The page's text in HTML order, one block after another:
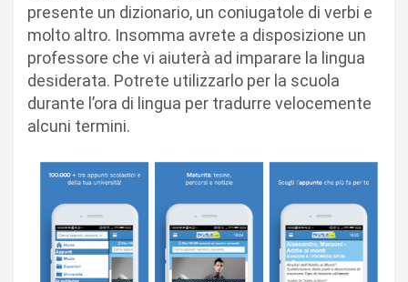
presente un dizionario, un coniugatole di verbi e
molto altro. Insomma avrete a disposizione un
professore che vi aiuterà ad imparare la lingua
desiderata. Potrete utilizzarlo per la scuola
durante l’ora di lingua per tradurre velocemente
alcuni termini.